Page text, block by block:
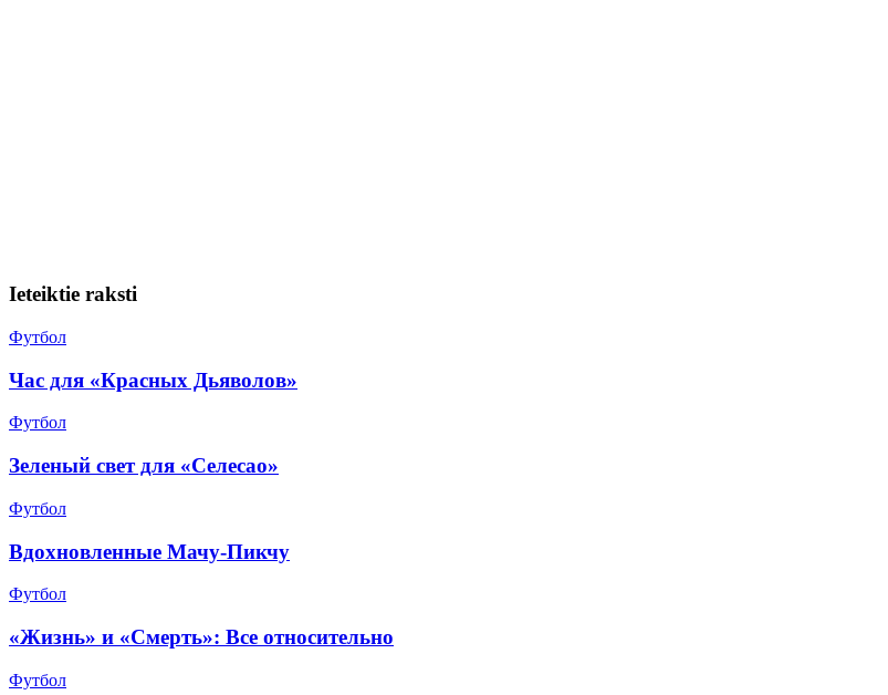
Ieteiktie raksti
Футбол
Час для «Красных Дьяволов»
Футбол
Зеленый свет для «Селесао»
Футбол
Вдохновленные Мачу-Пикчу
Футбол
«Жизнь» и «Смерть»: Все относительно
Футбол